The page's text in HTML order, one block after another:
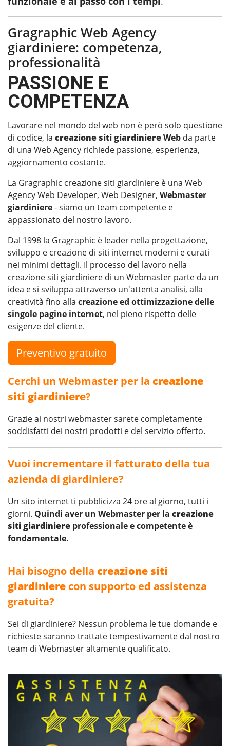
Gragraphic Web Agency
giardiniere: competenza,
professionalità
PASSIONE E
COMPETENZA
Lavorare nel mondo del web non è però solo questione
di codice, la creazione siti giardiniereWeb da parte
di una Web Agency richiede passione, esperienza,
aggiornamento costante.
La Gragraphic creazione siti giardiniere è una Web
Agency Web Developer, Web Designer, Webmaster
giardiniere- siamo un team competente e
appassionato del nostro lavoro.
Dal 1998 la Gragraphic è leader nella progettazione,
sviluppo e creazione di siti internet moderni e curati
nei minimi dettagli. Il processo del lavoro nella
creazione siti giardiniere di un Webmaster parte da un
idea e si sviluppa attraverso un'attenta analisi, alla
creatività fino alla creazione ed ottimizzazione delle
singole pagine internet, nel pieno rispetto delle
esigenze del cliente.
Preventivo gratuito
Cerchi un Webmaster per la creazione
siti giardiniere?
Grazie ai nostri webmaster sarete completamente
soddisfatti dei nostri prodotti e del servizio offerto.
Vuoi incrementare il fatturato della tua
azienda di giardiniere?
Un sito internet ti pubblicizza 24 ore al giorno, tutti i
giorni. Quindi aver un Webmaster per la creazione
siti giardiniere professionale e competente è
fondamentale.
Hai bisogno della creazione siti
giardiniere con supporto ed assistenza
gratuita?
Sei di giardiniere? Nessun problema le tue domande e
richieste saranno trattate tempestivamente dal nostro
team di Webmaster altamente qualificato.